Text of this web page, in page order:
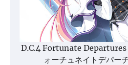
D.C.4 Fortunate Departures
ォーチュネイトデパー